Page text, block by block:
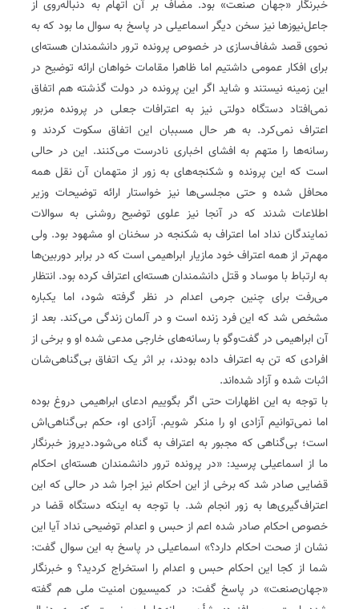
خبرنگار «جهان صنعت» بود. مضاف بر آن اتهام به دنباله‌روی از
جاعل‌نیوزها نیز سخن دیگر اسماعیلی در پاسخ به سوال ما بود که به
نحوی قصد شفاف‌سازی در خصوص پرونده ترور دانشمندان هسته‌ای
برای افکار عمومی داشتیم اما ظاهرا مقامات خواهان ارائه توضیح در
این زمینه نیستند و شاید اگر این پرونده در دولت گذشته هم اتفاق
نمی‌افتاد دستگاه دولتی نیز به اعترافات جعلی در پرونده مزبور
اعتراف نمی‌کرد. به هر حال مسببان این اتفاق سکوت کردند و
رسانه‌ها را متهم به افشای اخباری نادرست می‌کنند. این در حالی
است که این پرونده و شکنجه‌های به زور از متهمان آن نقل همه
محافل شده و حتی مجلسی‌ها نیز خواستار ارائه توضیحات وزیر
اطلاعات شدند که در آنجا نیز علوی توضیح روشنی به سوالات
نمایندگان نداد اما اعتراف به شکنجه در سخنان او مشهود بود. ولی
مهم‌تر از همه اعتراف خود مازیار ابراهیمی است که در برابر دوربین‌ها
به ارتباط با موساد و قتل دانشمندان هسته‌ای اعتراف کرده بود. انتظار
می‌رفت برای چنین جرمی اعدام در نظر گرفته شود، اما یکباره
مشخص شد که این فرد زنده است و در آلمان زندگی می‌کند. بعد از
آن ابراهیمی در گفت‌وگو با رسانه‌های خارجی مدعی شده او و برخی از
افرادی که تن به اعتراف داده بودند، بر ‌اثر یک اتفاق بی‌‌گناهی‌‌شان
اثبات شده و آزاد شده‌اند.
با توجه به این اظهارات حتی اگر بگوییم ادعای ابراهیمی دروغ بوده
اما نمی‌توانیم آزادی او را منکر شویم. آزادی او، حکم بی‌گناهی‌اش
است؛ بی‌گناهی که مجبور به اعتراف به گناه می‌شود.دیروز خبرنگار
ما از اسماعیلی پرسید: «در پرونده ترور دانشمندان هسته‌ای احکام
قضایی صادر شد که برخی از این احکام نیز اجرا شد در حالی که این
اعتراف‌گیری‌ها به زور انجام شد. با توجه به اینکه دستگاه قضا در
خصوص احکام صادر شده اعم از حبس و اعدام توضیحی نداد آیا این
نشان از صحت احکام دارد؟» اسماعیلی در پاسخ به این سوال گفت:
شما از کجا این احکام حبس و اعدام را استخراج کردید؟ و خبرنگار
«جهان‌صنعت» در پاسخ گفت: در کمیسیون امنیت ملی هم گفته